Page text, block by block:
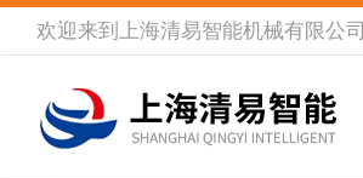
欢迎来到 上海清易智能机械有限公司